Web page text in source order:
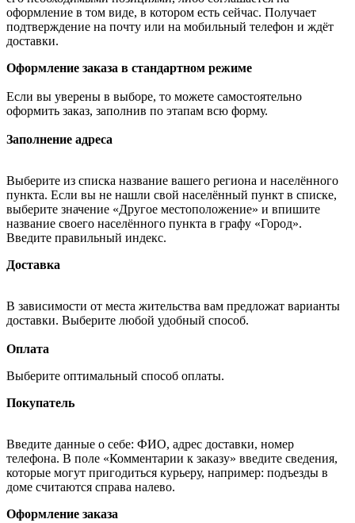
оформление в том виде, в котором есть сейчас. Получает
подтверждение на почту или на мобильный телефон и ждёт
доставки.
Оформление заказа в стандартном режиме
Если вы уверены в выборе, то можете самостоятельно
оформить заказ, заполнив по этапам всю форму.
Заполнение адреса
Выберите из списка название вашего региона и населённого
пункта. Если вы не нашли свой населённый пункт в списке,
выберите значение «Другое местоположение» и впишите
название своего населённого пункта в графу «Город».
Введите правильный индекс.
Доставка
В зависимости от места жительства вам предложат варианты
доставки. Выберите любой удобный способ.
Оплата
Выберите оптимальный способ оплаты.
Покупатель
Введите данные о себе: ФИО, адрес доставки, номер
телефона. В поле «Комментарии к заказу» введите сведения,
которые могут пригодиться курьеру, например: подъезды в
доме считаются справа налево.
Оформление заказа